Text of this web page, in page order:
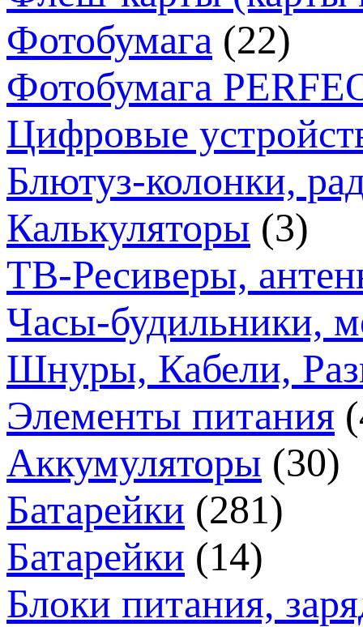
Фотобумага (22)
Фотобумага
Цифровые
Блютуз-колонки,
Калькуляторы (3)
ТВ-Ресиверы,
Часы-будильники,
Шнуры, Кабели,
Элементы питания
Аккумуляторы (30)
Батарейки (281)
Батарейки (14)
Блоки питания,